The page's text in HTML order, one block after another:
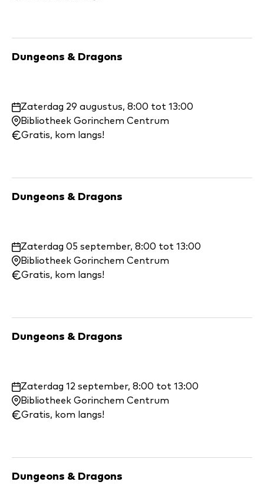
Dungeons & Dragons
Waar
en
wanneer:
Zaterdag 29 augustus, 8:00 tot 13:00
Bibliotheek Gorinchem Centrum
Gratis, kom langs!
Dungeons & Dragons
Waar
en
wanneer:
Zaterdag 05 september, 8:00 tot 13:00
Bibliotheek Gorinchem Centrum
Gratis, kom langs!
Dungeons & Dragons
Waar
en
wanneer:
Zaterdag 12 september, 8:00 tot 13:00
Bibliotheek Gorinchem Centrum
Gratis, kom langs!
Dungeons & Dragons